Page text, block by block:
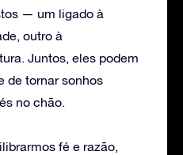
— um ligado à
outro à
Juntos, eles podem
de tornar sonhos
no chão.
fé e razão,